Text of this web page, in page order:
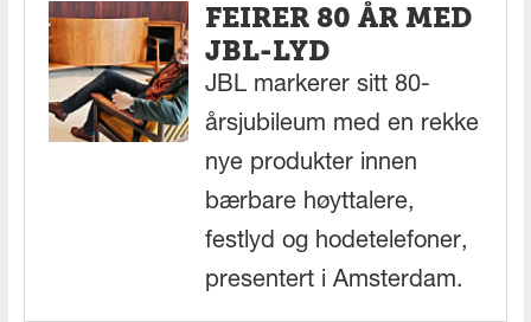
FEIRER 80 ÅR MED
JBL-LYD
JBL markerer sitt 80-
årsjubileum med en rekke
nye produkter innen
bærbare høyttalere,
festlyd og hodetelefoner,
presentert i Amsterdam.